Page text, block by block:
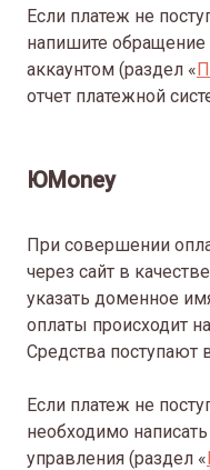
Если платеж не
напишите обращение
аккаунтом (раздел «
отчет платежной
ЮMoney
При совершении
через сайт в
указать доменное
оплаты происходит
Средства поступают
Если платеж не
необходимо
управления (раздел «